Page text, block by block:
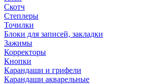
Скотч
Степлеры
Точилки
Блоки для записей, закладки
Зажимы
Корректоры
Кнопки
Карандаши и грифели
Карандаши акварельные